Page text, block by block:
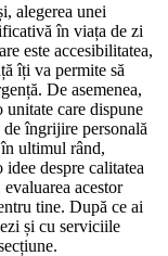
alegerea unei
în viața de zi
este accesibilitatea,
îți va permite să
De asemenea,
unitate care dispune
îngrijire personală
ultimul rând,
despre calitatea
acestor
tine. După ce ai
și cu serviciile